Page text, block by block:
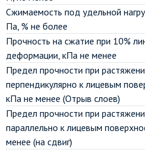
Сжимаемость под удельной
Па, % не более
Прочность на сжатие при 10%
деформации, кПа не менее
Предел прочности при
перпендикулярно к лицевым
кПа не менее (Отрыв слоев)
Предел прочности при
параллельно к лицевым
менее (на сдвиг)